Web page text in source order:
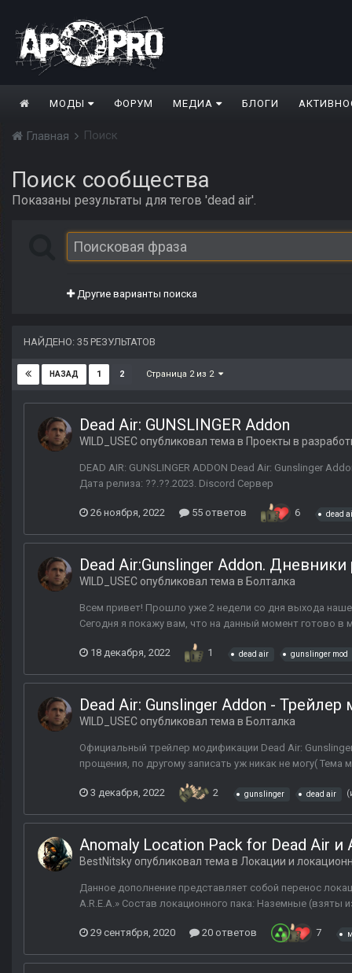
МОДЫ ФОРУМ МЕДИА БЛОГИ
Главная Поиск
Поиск сообщества
Показаны результаты для тегов 'dead air'.
Другие варианты поиска
НАЙДЕНО: 35 РЕЗУЛЬТАТОВ
НАЗАД 1 2 Страница 2 из 2
Dead Air: GUNSLINGER Addon
WILD_USEC опубликовал тема в Проекты в
DEAD AIR: GUNSLINGER ADDON Dead Air: Gunslinger
Дата релиза: ??.??.2023. Discord Сервер
26 ноября, 2022 55 ответов 6 dead
Dead Air:Gunslinger Addon. Дневники
WILD_USEC опубликовал тема в Болталка
Всем привет! Прошло уже 2 недели со дня выхода
Сегодня я покажу вам, что на данный момент готово
18 декабря, 2022 1 dead air gunslinger mod
Dead Air: Gunslinger Addon -
WILD_USEC опубликовал тема в Болталка
Официальный трейлер модификации Dead Air:
прощения, по другому записать уж никак не могу( Тема
3 декабря, 2022 2 gunslinger dead air
Anomaly Location Pack for Dead Air и
BestNitsky опубликовал тема в Локации и
Данное дополнение представляет собой перенос
A.R.E.A.» Состав локационного пака: Наземные (взяты
29 сентября, 2020 20 ответов 7